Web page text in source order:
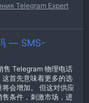
Telegram Expert
— SMS-
Telegram 物理电话
首先意味着更多的选
会增加。 但这对供应
条件，刺激市场，进